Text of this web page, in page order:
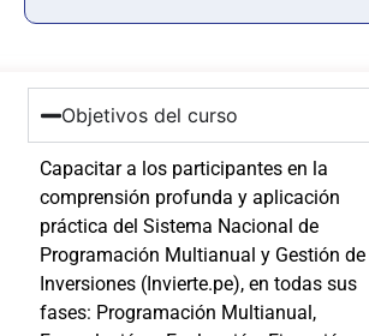
Objetivos del curso
Capacitar a los participantes en la
comprensión profunda y aplicación
práctica del Sistema Nacional de
Programación Multianual y Gestión de
Inversiones (Invierte.pe), en todas sus
fases: Programación Multianual,